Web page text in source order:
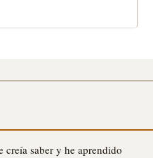
saber y he aprendido